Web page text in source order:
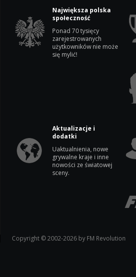
Największa polska
społeczność
Ponad 70 tysięcy
zarejestrowanych
użytkowników nie może
się mylić!
Aktualizacje i
dodatki
Uaktualnienia, nowe
grywalne kraje i inne
nowości ze światowej
sceny.
Copyright © 2002-2026 by FM Revolution